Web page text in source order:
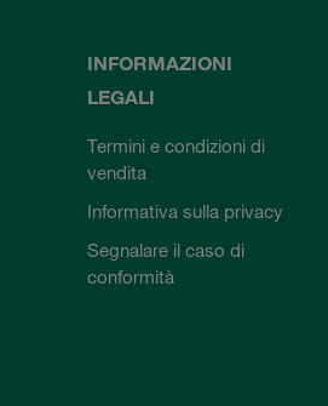
INFORMAZIONI
LEGALI
Termini e condizioni di
vendita
Informativa sulla privacy
Segnalare il caso di
conformità